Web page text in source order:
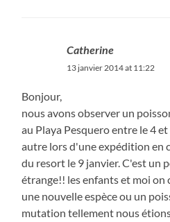
Catherine
13 janvier 2014 at 11:22
Bonjour,
nous avons observer un
au Playa Pesquero entre le 4
autre lors d'une expédition en
du resort le 9 janvier. C'est un
étrange!! les enfants et moi
une nouvelle espèce ou un
mutation tellement nous